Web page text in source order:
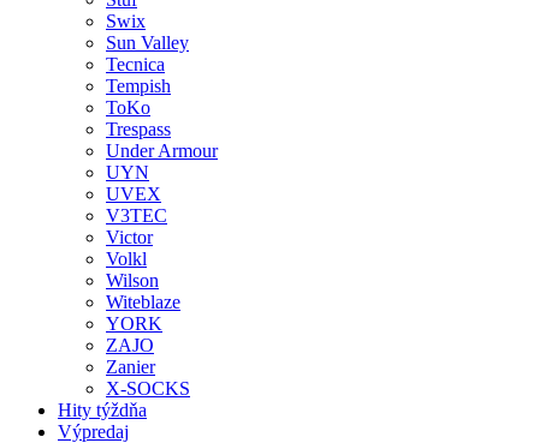
Swix
Sun Valley
Tecnica
Tempish
ToKo
Trespass
Under Armour
UYN
UVEX
V3TEC
Victor
Volkl
Wilson
Witeblaze
YORK
ZAJO
Zanier
X-SOCKS
Hity týždňa
Výpredaj